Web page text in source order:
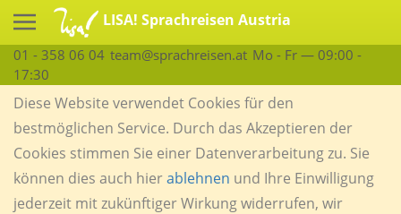
LISA! Sprachreisen Austria
01 - 358 06 04 team@sprachreisen.at Mo - Fr — 09:00 -
17:30
Diese Website verwendet Cookies für den
bestmöglichen Service. Durch das Akzeptieren der
Cookies stimmen Sie einer Datenverarbeitung zu. Sie
können dies auch hierablehnen und Ihre Einwilligung
jederzeit mit zukünftiger Wirkung widerrufen, wir